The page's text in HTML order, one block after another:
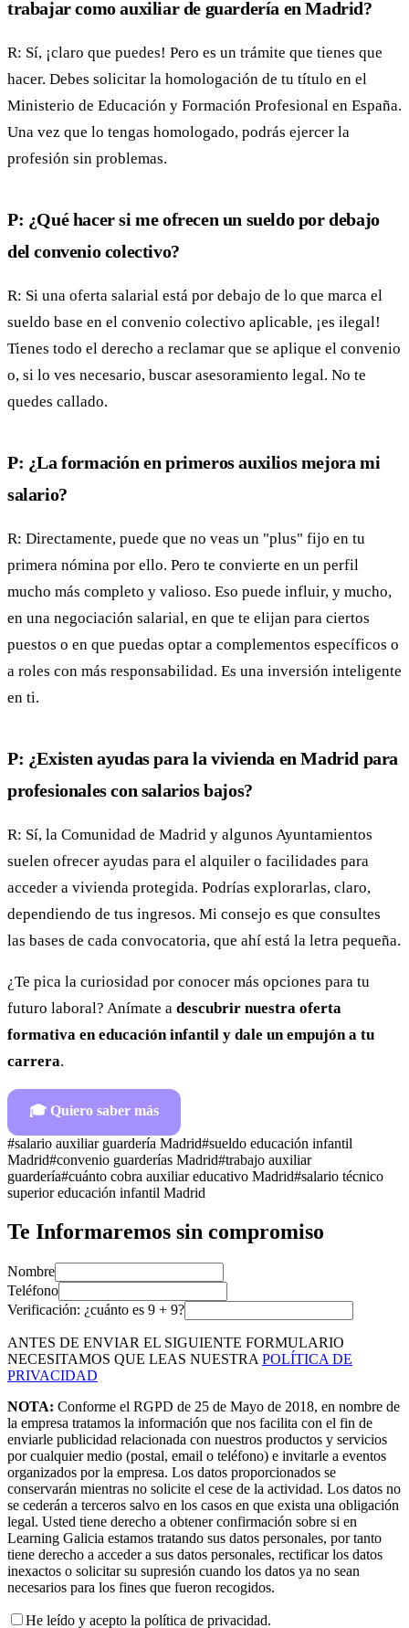
trabajar como auxiliar de guardería en Madrid?
R: Sí, ¡claro que puedes! Pero es un trámite que tienes que
hacer. Debes solicitar la homologación de tu título en el
Ministerio de Educación y Formación Profesional en España.
Una vez que lo tengas homologado, podrás ejercer la
profesión sin problemas.
P: ¿Qué hacer si me ofrecen un sueldo por debajo
del convenio colectivo?
R: Si una oferta salarial está por debajo de lo que marca el
sueldo base en el convenio colectivo aplicable, ¡es ilegal!
Tienes todo el derecho a reclamar que se aplique el convenio
o, si lo ves necesario, buscar asesoramiento legal. No te
quedes callado.
P: ¿La formación en primeros auxilios mejora mi
salario?
R: Directamente, puede que no veas un "plus" fijo en tu
primera nómina por ello. Pero te convierte en un perfil
mucho más completo y valioso. Eso puede influir, y mucho,
en una negociación salarial, en que te elijan para ciertos
puestos o en que puedas optar a complementos específicos o
a roles con más responsabilidad. Es una inversión inteligente
en ti.
P: ¿Existen ayudas para la vivienda en Madrid para
profesionales con salarios bajos?
R: Sí, la Comunidad de Madrid y algunos Ayuntamientos
suelen ofrecer ayudas para el alquiler o facilidades para
acceder a vivienda protegida. Podrías explorarlas, claro,
dependiendo de tus ingresos. Mi consejo es que consultes
las bases de cada convocatoria, que ahí está la letra pequeña.
¿Te pica la curiosidad por conocer más opciones para tu
futuro laboral? Anímate a descubrir nuestra oferta
formativa en educación infantil y dale un empujón a tu
carrera.
🎓 Quiero saber más
#salario auxiliar guardería Madrid#sueldo educación infantil
Madrid#convenio guarderías Madrid#trabajo auxiliar
guardería#cuánto cobra auxiliar educativo Madrid#salario técnico
superior educación infantil Madrid
Te Informaremos sin compromiso
Nombre
Teléfono
Verificación: ¿cuánto es 9 + 9?
ANTES DE ENVIAR EL SIGUIENTE FORMULARIO
NECESITAMOS QUE LEAS NUESTRA POLÍTICA DE
PRIVACIDAD
NOTA: Conforme el RGPD de 25 de Mayo de 2018, en nombre de
la empresa tratamos la información que nos facilita con el fin de
enviarle publicidad relacionada con nuestros productos y servicios
por cualquier medio (postal, email o teléfono) e invitarle a eventos
organizados por la empresa. Los datos proporcionados se
conservarán mientras no solicite el cese de la actividad. Los datos no
se cederán a terceros salvo en los casos en que exista una obligación
legal. Usted tiene derecho a obtener confirmación sobre si en
Learning Galicia estamos tratando sus datos personales, por tanto
tiene derecho a acceder a sus datos personales, rectificar los datos
inexactos o solicitar su supresión cuando los datos ya no sean
necesarios para los fines que fueron recogidos.
He leído y acepto la política de privacidad.